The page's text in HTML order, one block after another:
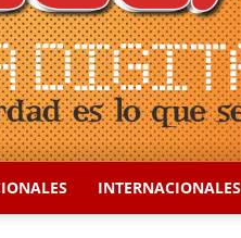
INTERNACIONALES